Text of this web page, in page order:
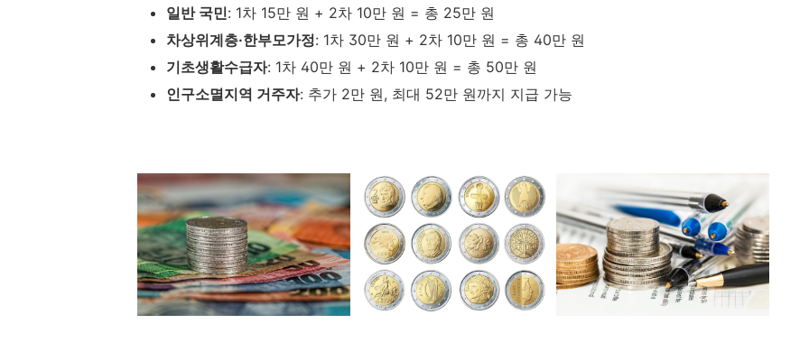
일반 국민: 1차 15만 원 + 2차 10만 원 = 총 25만 원
차상위계층·한부모가정: 1차 30만 원 + 2차 10만 원 = 총 40만 원
기초생활수급자: 1차 40만 원 + 2차 10만 원 = 총 50만 원
인구소멸지역 거주자: 추가 2만 원, 최대 52만 원까지 지급 가능